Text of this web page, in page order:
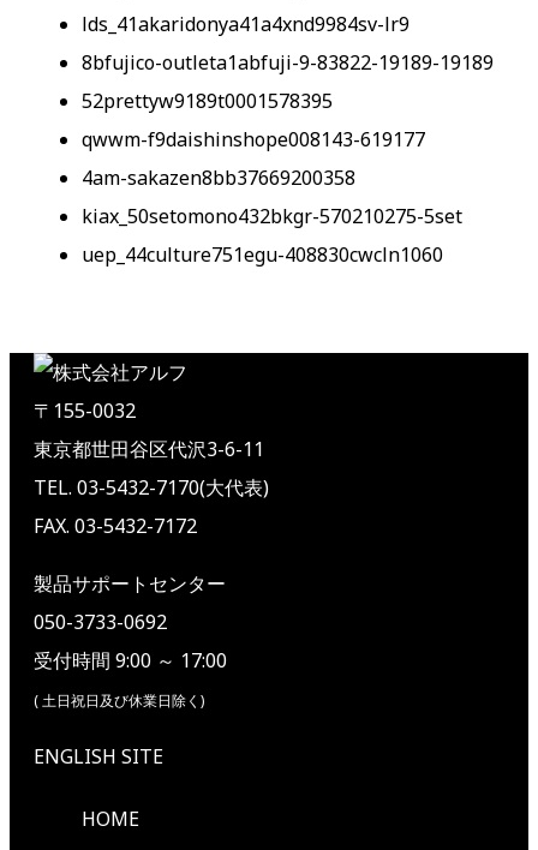
lds_41akaridonya41a4xnd9984sv-lr9
8bfujico-outleta1abfuji-9-83822-19189-19189
52prettyw9189t0001578395
qwwm-f9daishinshope008143-619177
4am-sakazen8bb37669200358
kiax_50setomono432bkgr-570210275-5set
uep_44culture751egu-408830cwcln1060
〒155-0032
東京都世田谷区代沢3-6-11
TEL. 03-5432-7170(大代表)
FAX. 03-5432-7172
製品サポートセンター
050-3733-0692
受付時間 9:00 ～ 17:00
( 土日祝日及び休業日除く)
ENGLISH SITE
HOME